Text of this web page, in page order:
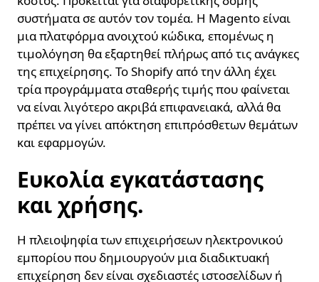
συστήματα σε αυτόν τον τομέα. Η Magento είναι
μια πλατφόρμα ανοιχτού κώδικα, επομένως η
τιμολόγηση θα εξαρτηθεί πλήρως από τις ανάγκες
της επιχείρησης. Το Shopify από την άλλη έχει
τρία προγράμματα σταθερής τιμής που φαίνεται
να είναι λιγότερο ακριβά επιφανειακά, αλλά θα
πρέπει να γίνει απόκτηση επιπρόσθετων θεμάτων
και εφαρμογών.
Ευκολία εγκατάστασης
και χρήσης.
Η πλειοψηφία των επιχειρήσεων ηλεκτρονικού
εμπορίου που δημιουργούν μια διαδικτυακή
επιχείρηση δεν είναι σχεδιαστές ιστοσελίδων ή